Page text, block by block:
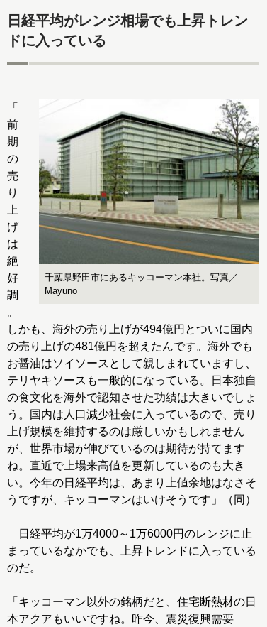
日経平均がレンジ相場でも上昇トレン
ドに入っている
千葉県野田市にあるキッコーマン本社。写真／
Mayuno
「
前
期
の
売
り
上
げ
は
絶
好
調
。
しかも、海外の売り上げが494億円とついに国内
の売り上げの481億円を超えたんです。海外でも
お醤油はソイソースとして親しまれていますし、
テリヤキソースも一般的になっている。日本独自
の食文化を海外で認知させた功績は大きいでしょ
う。国内は人口減少社会に入っているので、売り
上げ規模を維持するのは厳しいかもしれません
が、世界市場が伸びているのは期待が持てます
ね。直近で上場来高値を更新しているのも大き
い。今年の日経平均は、あまり上値余地はなさそ
うですが、キッコーマンはいけそうです」（同）
日経平均が1万4000～1万6000円のレンジに止
まっているなかでも、上昇トレンドに入っている
のだ。
「キッコーマン以外の銘柄だと、住宅断熱材の日
本アクアもいいですね。昨今、震災復興需要